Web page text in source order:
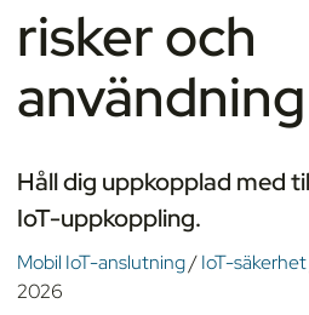
risker och
användning
Håll dig uppkopplad med
IoT-uppkoppling.
Mobil IoT-anslutning/IoT-säkerhet
2026